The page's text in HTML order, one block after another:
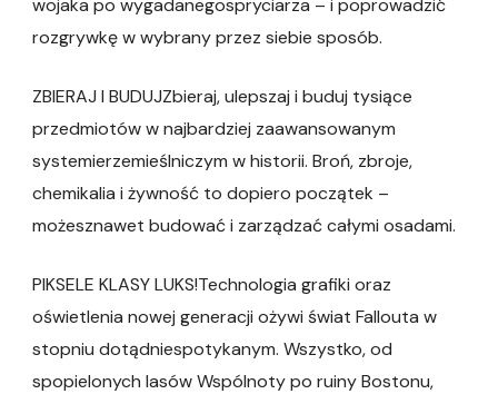
rozgrywkę w wybrany przez siebie sposób.
ZBIERAJ I BUDUJZbieraj, ulepszaj i buduj tysiące
przedmiotów w najbardziej zaawansowanym
systemierzemieślniczym w historii. Broń, zbroje,
chemikalia i żywność to dopiero początek –
możesznawet budować i zarządzać całymi osadami.
PIKSELE KLASY LUKS!Technologia grafiki oraz
oświetlenia nowej generacji ożywi świat Fallouta w
stopniu dotądniespotykanym. Wszystko, od
spopielonych lasów Wspólnoty po ruiny Bostonu,